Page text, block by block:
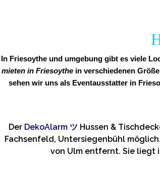
In Friesoythe und umgebung gibt es viele
mieten in Friesoythein verschiedenen
sehen wir uns als Eventausstatter in
Der DekoAlarm ツ Hussen &
Fachsenfeld, Untersiegenbühl
von Ulm entfernt. Sie liegt